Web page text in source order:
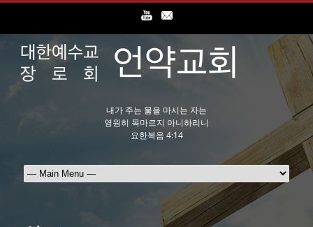
내가 주는 물을 마시는 자는
영원히 목마르지 아니하리니
요한복음 4:14